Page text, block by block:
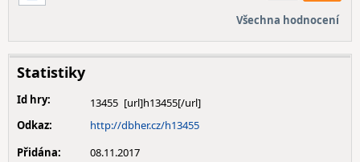
Všechna hodnocení
Statistiky
Id hry:
13455
Odkaz:
http://dbher.cz/h13455
Přidána:
08.11.2017